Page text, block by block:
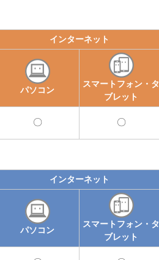
インターネット
パソコン
スマートフォン・タ
ブレット
可
可
インターネット
パソコン
スマートフォン・タ
ブレット